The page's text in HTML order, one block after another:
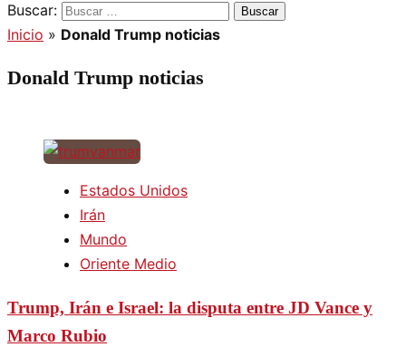
Buscar:
Inicio » Donald Trump noticias
Donald Trump noticias
Estados Unidos
Irán
Mundo
Oriente Medio
Trump, Irán e Israel: la disputa entre JD Vance y
Marco Rubio